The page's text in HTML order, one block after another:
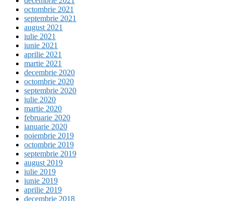
octombrie 2021
septembrie 2021
august 2021
iulie 2021
iunie 2021
aprilie 2021
martie 2021
decembrie 2020
octombrie 2020
septembrie 2020
iulie 2020
martie 2020
februarie 2020
ianuarie 2020
noiembrie 2019
octombrie 2019
septembrie 2019
august 2019
iulie 2019
iunie 2019
aprilie 2019
decembrie 2018